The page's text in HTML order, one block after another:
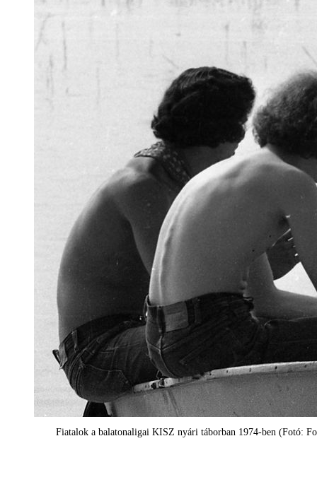
Fiatalok a balatonaligai KISZ nyári táborban 1974-ben (Fotó: